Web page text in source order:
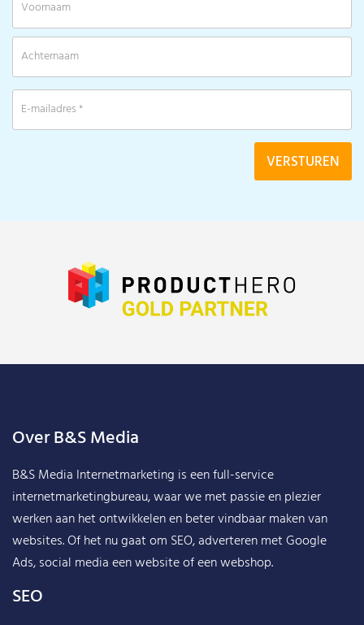
Over B&S Media
B&S Media Internetmarketing is een full-service
internetmarketingbureau, waar we met passie en plezier
werken aan het ontwikkelen en beter vindbaar maken van
websites. Of het nu gaat om SEO, adverteren met Google
Ads, social media een website of een webshop.
SEO